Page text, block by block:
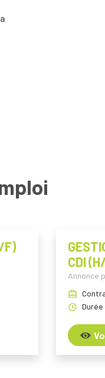
F)
CDI
Annonce
Durée